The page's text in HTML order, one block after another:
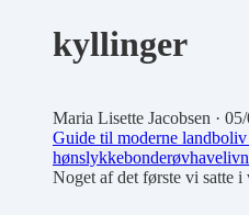
kyllinger
Maria Lisette Jacobsen ·
Guide til moderne landboliv
hønslykkebonderøvhaveliv
Noget af det første vi satte